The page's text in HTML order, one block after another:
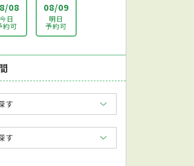
08
今日
約可
08/09
明日
予約可
す
す